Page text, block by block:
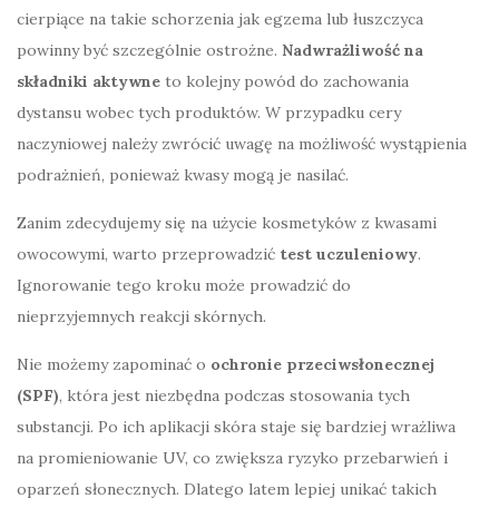
cierpiące na takie schorzenia jak egzema lub łuszczyca
powinny być szczególnie ostrożne. Nadwrażliwość na
składniki aktywne to kolejny powód do zachowania
dystansu wobec tych produktów. W przypadku cery
naczyniowej należy zwrócić uwagę na możliwość wystąpienia
podrażnień, ponieważ kwasy mogą je nasilać.
Zanim zdecydujemy się na użycie kosmetyków z kwasami
owocowymi, warto przeprowadzić test uczuleniowy.
Ignorowanie tego kroku może prowadzić do
nieprzyjemnych reakcji skórnych.
Nie możemy zapominać o ochronie przeciwsłonecznej
(SPF), która jest niezbędna podczas stosowania tych
substancji. Po ich aplikacji skóra staje się bardziej wrażliwa
na promieniowanie UV, co zwiększa ryzyko przebarwień i
oparzeń słonecznych. Dlatego latem lepiej unikać takich